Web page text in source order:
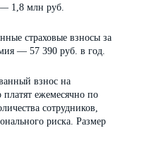
— 1,8 млн руб.
страховые взносы за
— 57 390 руб. в год.
взнос на
ежемесячно по
сотрудников,
риска. Размер